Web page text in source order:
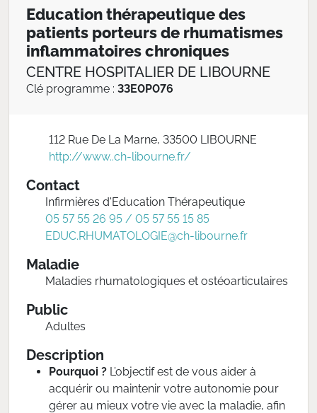
Education thérapeutique des
patients porteurs de rhumatismes
inflammatoires chroniques
CENTRE HOSPITALIER DE LIBOURNE
Clé programme : 33E0P076
112 Rue De La Marne, 33500 LIBOURNE
http://www..ch-libourne.fr/
Contact
Infirmières d'Education Thérapeutique
05 57 55 26 95 / 05 57 55 15 85
EDUC.RHUMATOLOGIE@ch-libourne.fr
Maladie
Maladies rhumatologiques et ostéoarticulaires
Public
Adultes
Description
Pourquoi ? L’objectif est de vous aider à
acquérir ou maintenir votre autonomie pour
gérer au mieux votre vie avec la maladie, afin